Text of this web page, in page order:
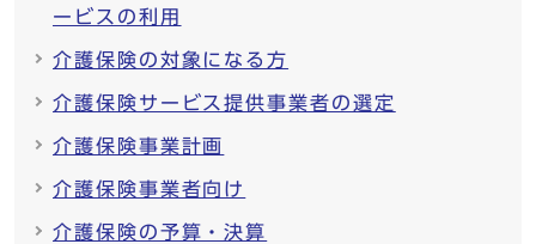
ービスの利用
介護保険の対象になる方
介護保険サービス提供事業者の選定
介護保険事業計画
介護保険事業者向け
介護保険の予算・決算